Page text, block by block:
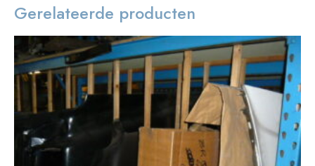
Gerelateerde producten